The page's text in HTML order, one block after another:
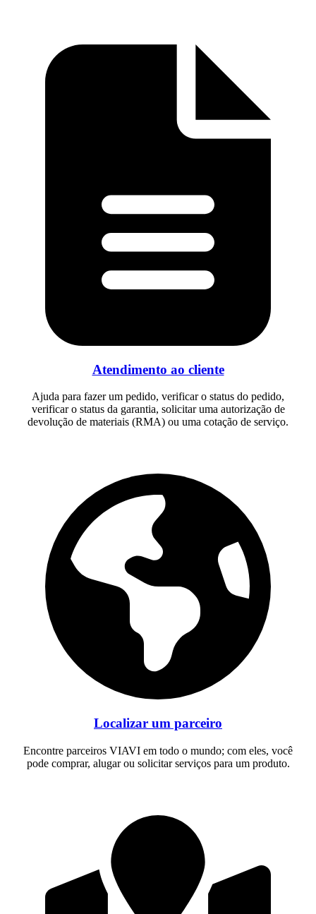
Atendimento ao cliente
Ajuda para fazer um pedido, verificar o status do pedido,
verificar o status da garantia, solicitar uma autorização de
devolução de materiais (RMA) ou uma cotação de serviço.
Localizar um parceiro
Encontre parceiros VIAVI em todo o mundo; com eles, você
pode comprar, alugar ou solicitar serviços para um produto.